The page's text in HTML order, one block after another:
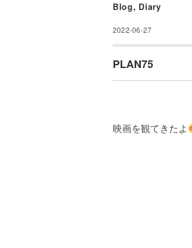
Blog, Diary
2022-06-27
PLAN75
映画を観てきたよ